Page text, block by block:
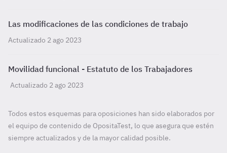
Las modificaciones de las condiciones de trabajo
Actualizado 2 ago 2023
Movilidad funcional - Estatuto de los Trabajadores
Actualizado 2 ago 2023
Todos estos esquemas para oposiciones han sido elaborados por
el equipo de contenido de OpositaTest, lo que asegura que estén
siempre actualizados y de la mayor calidad posible.